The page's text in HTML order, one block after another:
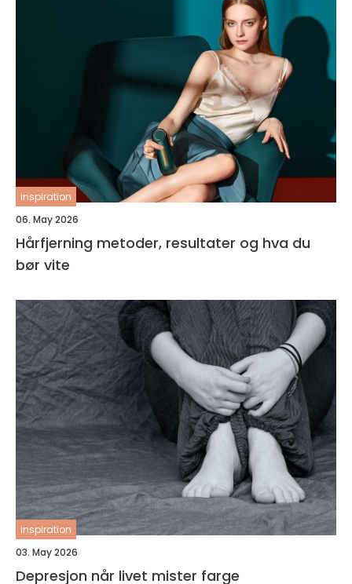
inspiration
06. May 2026
Hårfjerning metoder, resultater og hva du
bør vite
inspiration
03. May 2026
Depresjon når livet mister farge